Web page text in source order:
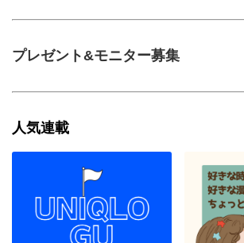
プレゼント&モニター募集
人気連載